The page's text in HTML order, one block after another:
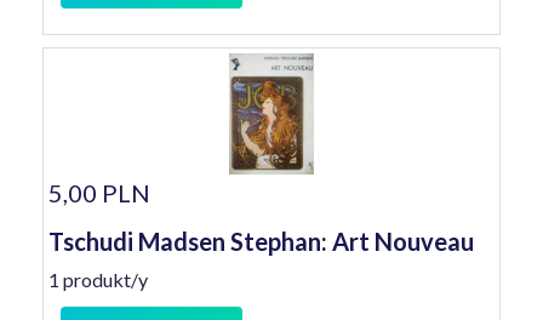
5,00 PLN
Tschudi Madsen Stephan: Art Nouveau
1 produkt/y